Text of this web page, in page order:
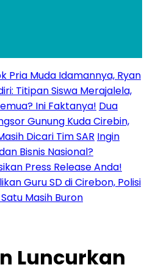
Pria Muda Idamannya, Ryan
Titipan Siswa Merajalela,
Ini Faktanya! Dua
Gunung Kuda Cirebin,
Dicari Tim SAR Ingin
Bisnis Nasional?
Press Release Anda!
Guru SD di Cirebon, Polisi
Masih Buron
Luncurkan